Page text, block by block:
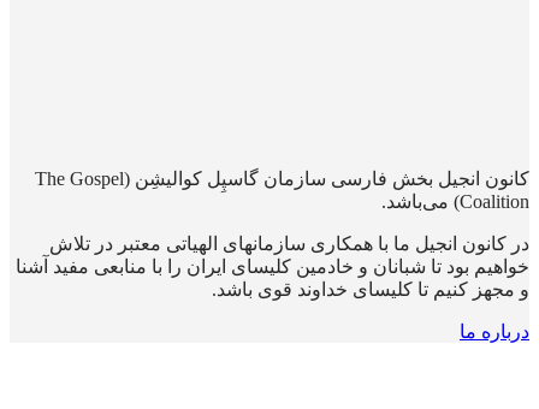
کانون انجیل بخش فارسی سازمان گاسپِل کوالیشِن (The Gospel
Coalition) می‌باشد.
در کانون انجیل ما با همکاری سازمانهای الهیاتی معتبر در تلاش
خواهیم بود تا شبانان و خادمین کلیسای ایران را با منابعی مفید آشنا
و مجهز کنیم تا کلیسای خداوند قوی باشد.
درباره ما